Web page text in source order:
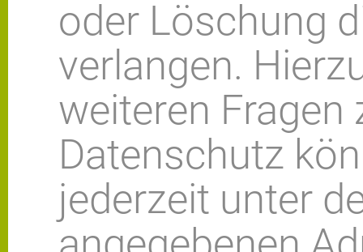
oder Löschung
verlangen.
weiteren Fragen
Datenschutz
jederzeit unter